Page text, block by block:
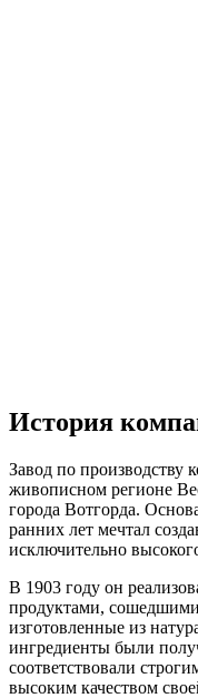
История
Завод по производству
живописном регионе
города Вотгорда.
ранних лет мечтал
исключительно
В 1903 году он
продуктами, сошедшими
изготовленные из
ингредиенты были
соответствовали
высоким качеством